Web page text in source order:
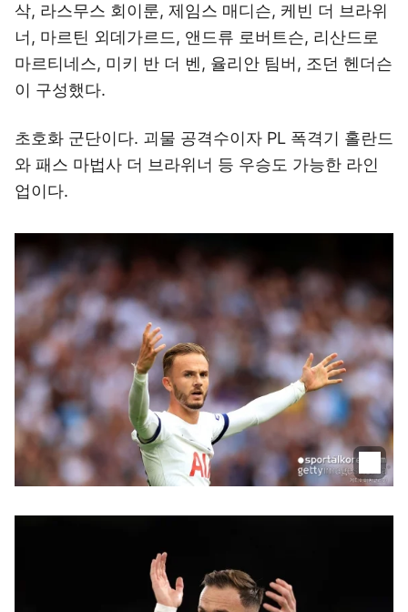
삭, 라스무스 회이룬, 제임스 매디슨, 케빈 더 브라위
너, 마르틴 외데가르드, 앤드류 로버트슨, 리산드로
마르티네스, 미키 반 더 벤, 율리안 팀버, 조던 헨더슨
이 구성했다.
초호화 군단이다. 괴물 공격수이자 PL 폭격기 홀란드
와 패스 마법사 더 브라위너 등 우승도 가능한 라인
업이다.